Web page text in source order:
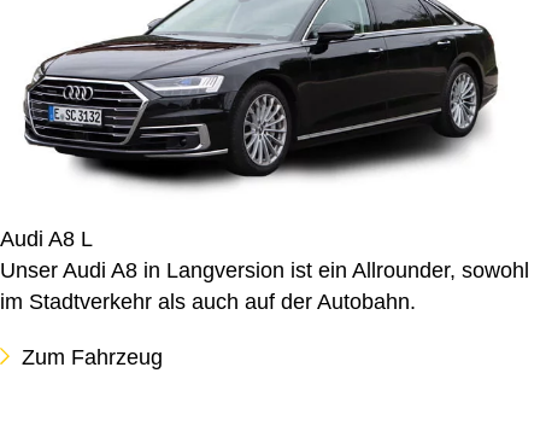
Audi A8 L
Unser Audi A8 in Langversion ist ein Allrounder, sowohl
im Stadtverkehr als auch auf der Autobahn.
Zum Fahrzeug